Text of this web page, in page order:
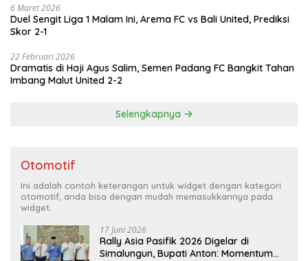
6 Maret 2026
Duel Sengit Liga 1 Malam Ini, Arema FC vs Bali United, Prediksi
Skor 2-1
22 Februari 2026
Dramatis di Haji Agus Salim, Semen Padang FC Bangkit Tahan
Imbang Malut United 2-2
Selengkapnya
Otomotif
Ini adalah contoh keterangan untuk widget dengan kategori
otomotif, anda bisa dengan mudah memasukkannya pada
widget.
17 Juni 2026
Rally Asia Pasifik 2026 Digelar di
Simalungun, Bupati Anton: Momentum